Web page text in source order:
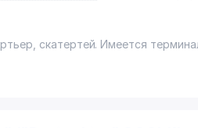
скатертей. Имеется
карт с логотипом "Город